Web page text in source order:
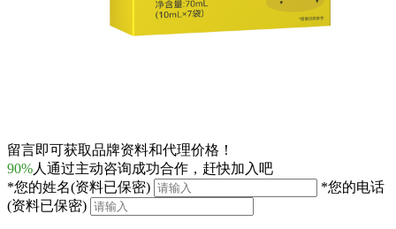
留言即可获取品牌资料和代理价格！
90%人通过主动咨询成功合作，赶快加入吧
*您的姓名(资料已保密) *您的电话
(资料已保密)